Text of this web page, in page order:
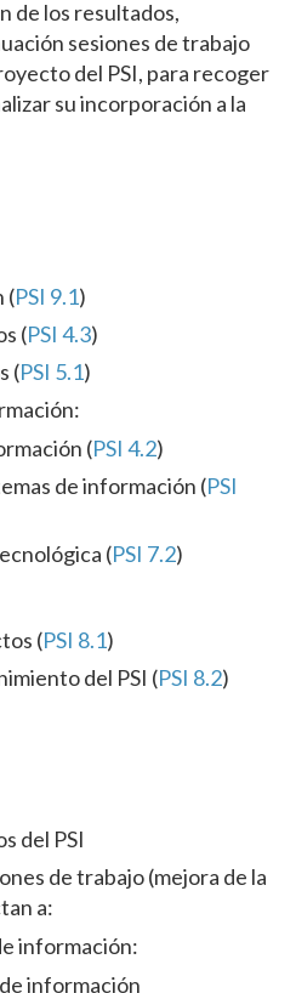
de los resultados,
sesiones de trabajo
del PSI, para recoger
su incorporación a la
(PSI 9.1)
(PSI 4.3)
(PSI 5.1)
(PSI 4.2)
de información (PSI
(PSI 7.2)
(PSI 8.1)
del PSI (PSI 8.2)
del PSI
de trabajo (mejora de la
a:
información:
información